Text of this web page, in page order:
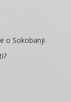
o Sokobanji